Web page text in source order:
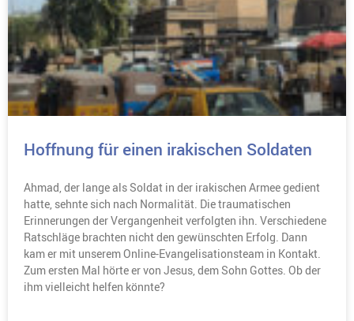
Hoffnung für einen irakischen Soldaten
Ahmad, der lange als Soldat in der irakischen Armee gedient
hatte, sehnte sich nach Normalität. Die traumatischen
Erinnerungen der Vergangenheit verfolgten ihn. Verschiedene
Ratschläge brachten nicht den gewünschten Erfolg. Dann
kam er mit unserem Online-Evangelisationsteam in Kontakt.
Zum ersten Mal hörte er von Jesus, dem Sohn Gottes. Ob der
ihm vielleicht helfen könnte?